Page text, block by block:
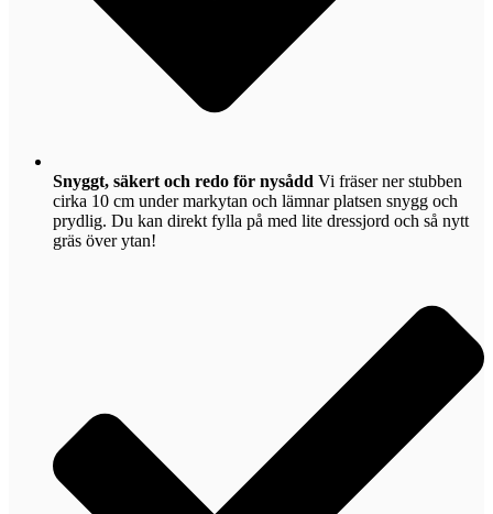
Snyggt, säkert och redo för nysådd Vi fräser ner stubben
cirka 10 cm under markytan och lämnar platsen snygg och
prydlig. Du kan direkt fylla på med lite dressjord och så nytt
gräs över ytan!